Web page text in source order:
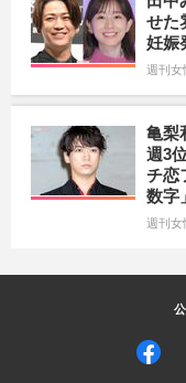
せた
妊娠
週刊女
亀梨
週3
チ恋
数字」
週刊女